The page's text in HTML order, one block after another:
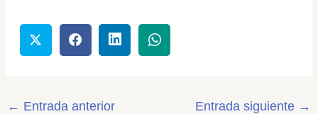
← Entrada anterior Entrada siguiente →